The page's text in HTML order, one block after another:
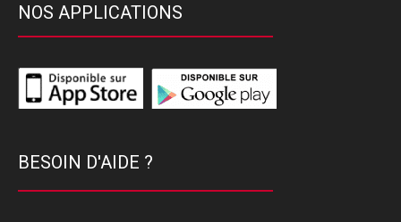
NOS APPLICATIONS
BESOIN D'AIDE ?